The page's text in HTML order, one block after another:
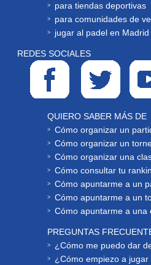
para tiendas deportivas
para comunidades de
jugar al padel en Madrid
REDES SOCIALES
QUIERO SABER MÁS DE
Cómo organizar un
Cómo organizar un
Cómo organizar una
Cómo consultar tu
Cómo apuntarme a un
Cómo apuntarme a un
Cómo apuntarme a una
PREGUNTAS
¿Cómo me puedo dar
¿Cómo empiezo a